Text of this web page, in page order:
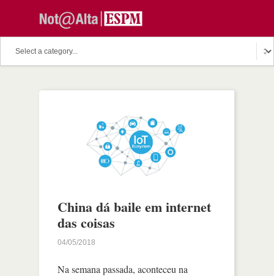
China dá baile em internet
das coisas
04/05/2018
Na semana passada, aconteceu na